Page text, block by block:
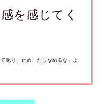
を感じてく
叱り、止め、たしなめるな」よ